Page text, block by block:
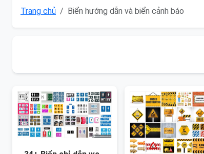
Trang chủ Biển hướng dẫn và biển cảnh báo